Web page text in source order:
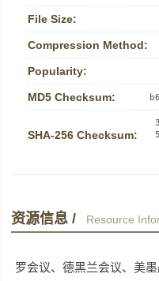
File Size:
Compression Method:
Popularity:
MD5 Checksum:
SHA-256 Checksum:
资源信息 / Resource
罗会议、德黑兰会议、美